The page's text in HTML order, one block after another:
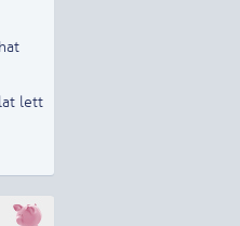
lett